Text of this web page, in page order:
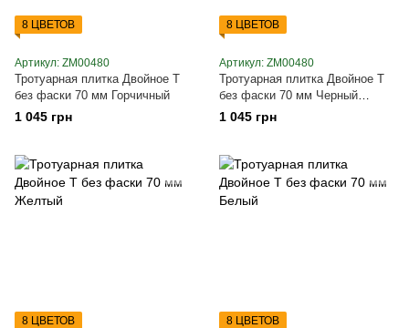
8 ЦВЕТОВ
Артикул: ZM00480
Тротуарная плитка Двойное Т
без фаски 70 мм Горчичный
1 045 грн
8 ЦВЕТОВ
Артикул: ZM00480
Тротуарная плитка Двойное Т
без фаски 70 мм Черный
(Графит)
1 045 грн
8 ЦВЕТОВ 8 ЦВЕТОВ